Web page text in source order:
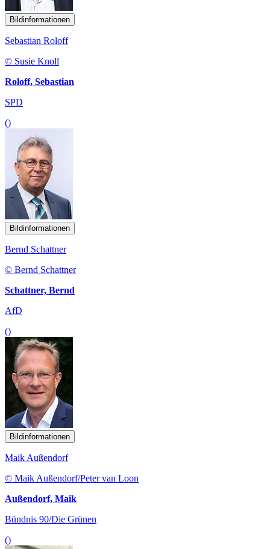
Bildinformationen
Sebastian Roloff
© Susie Knoll
Roloff, Sebastian
SPD
()
Bildinformationen
Bernd Schattner
© Bernd Schattner
Schattner, Bernd
AfD
()
Bildinformationen
Maik Außendorf
© Maik Außendorf/Peter van Loon
Außendorf, Maik
Bündnis 90/Die Grünen
()